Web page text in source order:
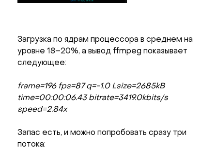
Загрузка по ядрам процессора в среднем на
уровне 18–20%, а вывод ffmpeg показывает
следующее:
frame=196 fps=87 q=-1.0 Lsize=2685kB
time=00:00:06.43 bitrate=3419.0kbits/s
speed=2.84x
Запас есть, и можно попробовать сразу три
потока: